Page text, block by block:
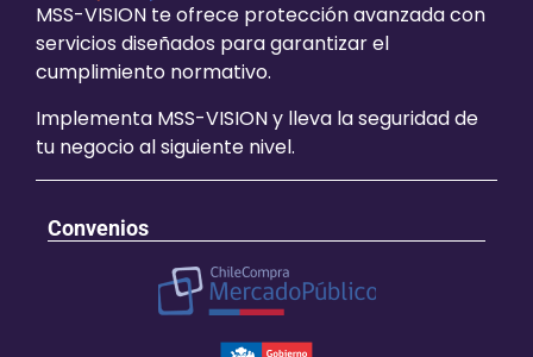
MSS-VISION te ofrece protección avanzada con
servicios diseñados para garantizar el
cumplimiento normativo.
Implementa MSS-VISION y lleva la seguridad de
tu negocio al siguiente nivel.
Convenios